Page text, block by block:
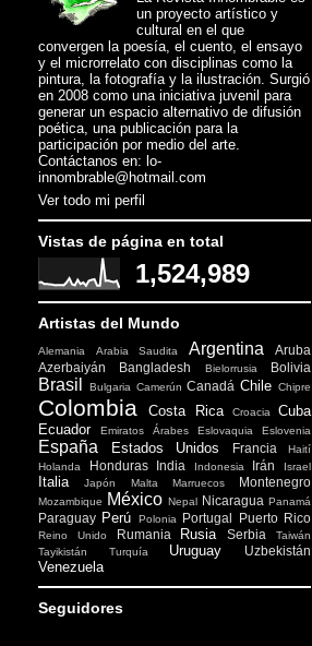
un proyecto artístico y
cultural en el que
convergen la poesía, el cuento, el ensayo
y el microrrelato con disciplinas como la
pintura, la fotografía y la ilustración. Surgió
en 2008 como una iniciativa juvenil para
generar un espacio alternativo de difusión
poética, una publicación para la
participación por medio del arte.
Contáctanos en: lo-
innombrable@hotmail.com
Ver todo mi perfil
Vistas de página en total
1,524,989
Artistas del Mundo
Alemania Arabia Saudita Argentina
Aruba
Azerbaiyán
Bangladesh Bielorrusia Bolivia
Brasil Bulgaria Camerún Canadá Chile Chipre
Colombia Costa Rica Croacia
Cuba
Ecuador
Emiratos Árabes Eslovaquia Eslovenia
España Estados Unidos Francia
Haití
Holanda
Honduras India Indonesia Irán Israel
Italia Japón Malta Marruecos Montenegro
Mozambique México Nepal Nicaragua Panamá
Paraguay Perú Polonia Portugal Puerto Rico
Reino Unido Rumania Rusia Serbia
Taiwán
Tayikistán
Turquía Uruguay Uzbekistán
Venezuela
Seguidores